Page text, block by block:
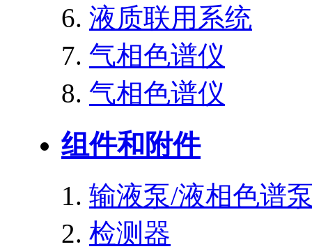
液质联用系统
气相色谱仪
气相色谱仪
组件和附件
输液泵/液相色谱
检测器